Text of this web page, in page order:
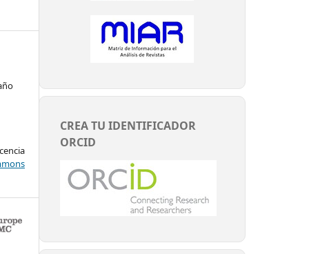
CREA TU IDENTIFICADOR
ORCID